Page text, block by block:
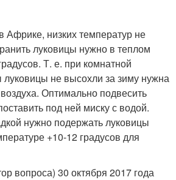
Африке, низких температур не
луковицы нужно в теплом
Т. е. при комнатной
не высохли за зиму нужна
Оптимально подвесить
под ней миску с водой.
нужно подержать луковицы
+10-12 градусов для
вопроса) 30 октября 2017 года